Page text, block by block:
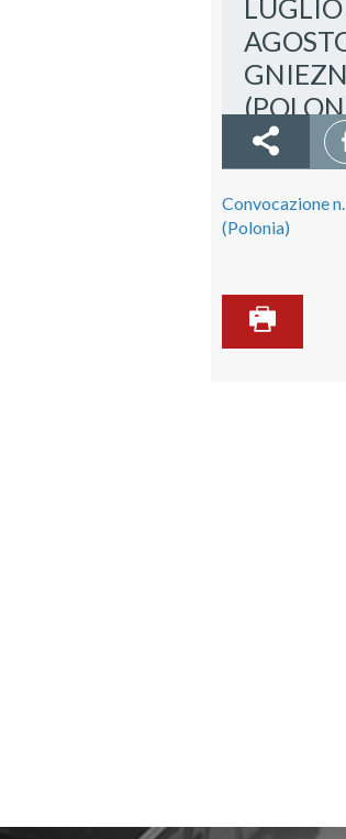
Convocazione
(Polonia)